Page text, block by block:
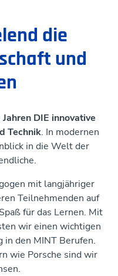
die
und
Jahren DIE innovative
Technik. In modernen
in die Welt der
mit langjähriger
Teilnehmenden auf
für das Lernen. Mit
wir einen wichtigen
in den MINT Berufen.
wie Porsche sind wir